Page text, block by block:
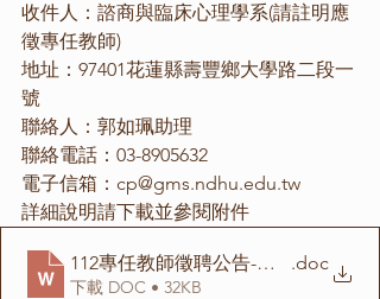
收件人：諮商與臨床心理學系(請註明應
徵專任教師)
地址：97401花蓮縣壽豐鄉大學路二段一
號
聯絡人：郭如珮助理
聯絡電話：03-8905632
電子信箱：cp@gms.ndhu.edu.tw
詳細說明請下載並參閱附件
112專任教師徵聘公告-諮商心理學
.doc
下載 DOC • 32KB